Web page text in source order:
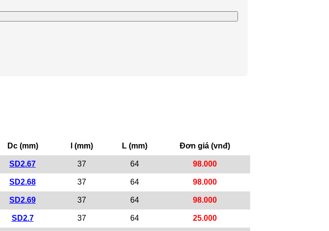
Dc (mm) l (mm) L (mm) Đơn giá (vnđ)
SD2.67 37 64 98.000
SD2.68 37 64 98.000
SD2.69 37 64 98.000
SD2.7 37 64 25.000